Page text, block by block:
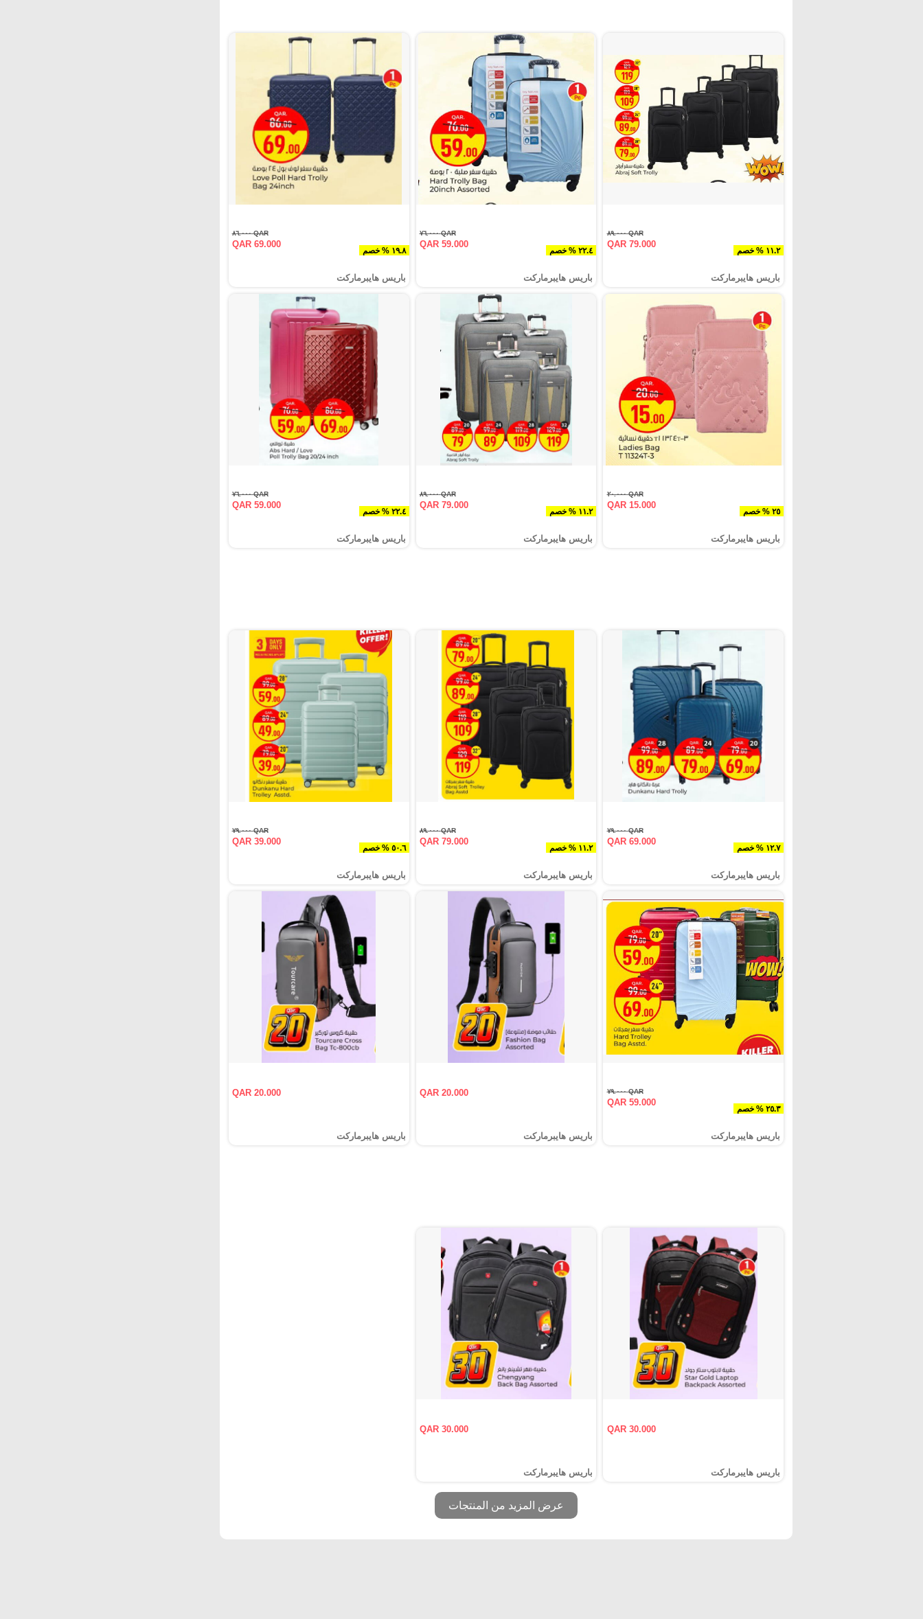
١١.٢ % خصم
QAR ٨٩.٠٠٠
QAR 79.000
باريس هايبرماركت
٢٢.٤ % خصم
QAR ٧٦.٠٠٠
QAR 59.000
باريس هايبرماركت
١٩.٨ % خصم
QAR ٨٦.٠٠٠
QAR 69.000
باريس هايبرماركت
٢٥ % خصم
QAR ٢٠.٠٠٠
QAR 15.000
باريس هايبرماركت
١١.٢ % خصم
QAR ٨٩.٠٠٠
QAR 79.000
باريس هايبرماركت
٢٢.٤ % خصم
QAR ٧٦.٠٠٠
QAR 59.000
باريس هايبرماركت
١٢.٧ % خصم
QAR ٧٩.٠٠٠
QAR 69.000
باريس هايبرماركت
١١.٢ % خصم
QAR ٨٩.٠٠٠
QAR 79.000
باريس هايبرماركت
٥٠.٦ % خصم
QAR ٧٩.٠٠٠
QAR 39.000
باريس هايبرماركت
٢٥.٣ % خصم
QAR ٧٩.٠٠٠
QAR 59.000
باريس هايبرماركت
QAR 20.000
باريس هايبرماركت
QAR 20.000
باريس هايبرماركت
QAR 30.000
باريس هايبرماركت
QAR 30.000
باريس هايبرماركت
عرض المزيد من المنتجات